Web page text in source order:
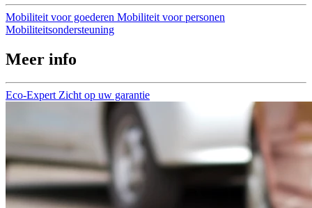
Mobiliteit voor goederen Mobiliteit voor personen
Mobiliteitsondersteuning
Meer info
Eco-Expert Zicht op uw garantie